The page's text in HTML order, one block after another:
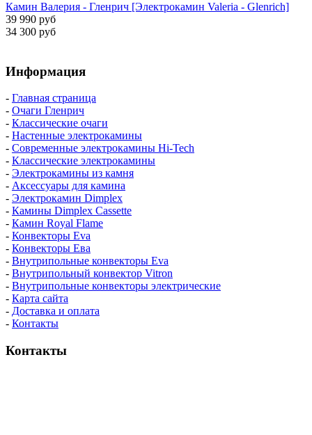
Камин Валерия - Гленрич [Электрокамин Valeria - Glenrich]
39 990 руб
34 300 руб
Информация
- Главная страница
- Очаги Гленрич
- Классические очаги
- Настенные электрокамины
- Современные электрокамины Hi-Tech
- Классические электрокамины
- Электрокамины из камня
- Аксессуары для камина
- Электрокамин Dimplex
- Камины Dimplex Cassette
- Камин Royal Flame
- Конвекторы Eva
- Конвекторы Ева
- Внутрипольные конвекторы Eva
- Внутрипольный конвектор Vitron
- Внутрипольные конвекторы электрические
- Карта сайта
- Доставка и оплата
- Контакты
Контакты